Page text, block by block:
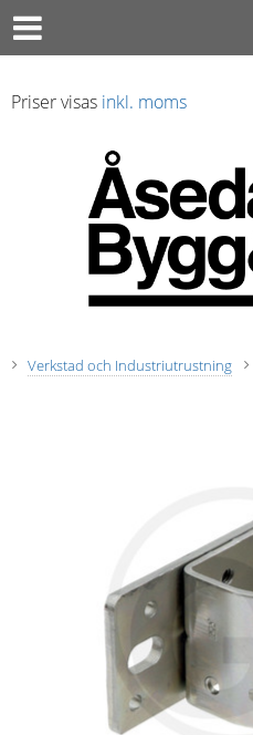
Priser visas inkl. moms
Verkstad och Industriutrustning